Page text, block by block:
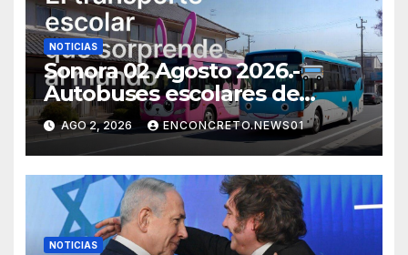
NOTICIAS
Sonora 02 Agosto 2026.-
Autobuses escolares de
Japón sorprenden al mundo
por su seguridad y disciplina
AGO 2, 2026 ENCONCRETO.NEWS01
NOTICIAS